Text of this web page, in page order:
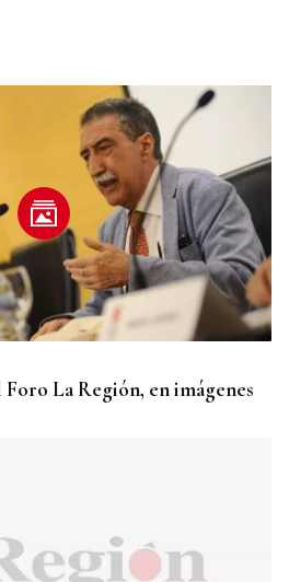
La Región, en imágenes